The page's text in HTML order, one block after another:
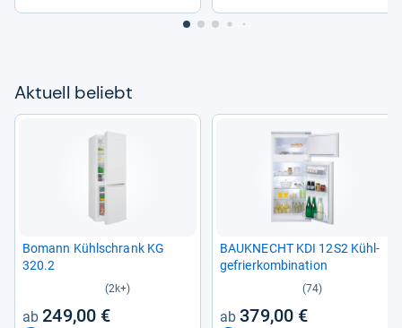
Aktu­ell beliebt
Bomann Kühl­schrank KG
320.2
(2k+)
249,00 €
BAU­KNECHT KDI 12S2 Kühl­
ge­frier­kom­bi­na­tion
(74)
379,00 €